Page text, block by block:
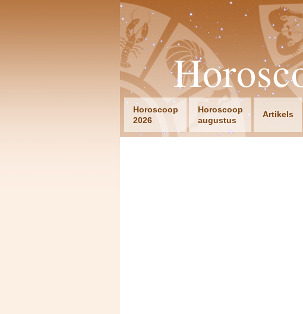
Horoscoop
2026
Horoscoop
augustus
Artikels